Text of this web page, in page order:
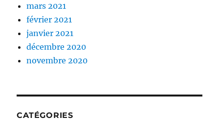
mars 2021
février 2021
janvier 2021
décembre 2020
novembre 2020
CATÉGORIES